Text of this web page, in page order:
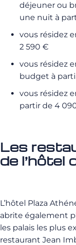
déjeuner ou
une nuit à
vous résidez
2 590 €
vous résidez
budget à
vous résidez
partir de 4
Les
de l’hôtel
L’hôtel Plaza
abrite également
les palais les plus
restaurant Jean